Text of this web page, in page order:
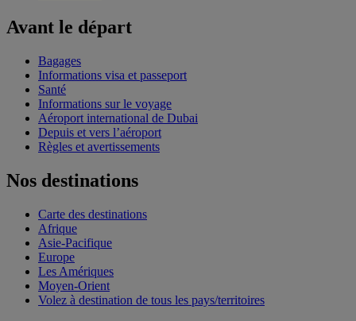
Avant le départ
Bagages
Informations visa et passeport
Santé
Informations sur le voyage
Aéroport international de Dubai
Depuis et vers l’aéroport
Règles et avertissements
Nos destinations
Carte des destinations
Afrique
Asie-Pacifique
Europe
Les Amériques
Moyen-Orient
Volez à destination de tous les pays/territoires